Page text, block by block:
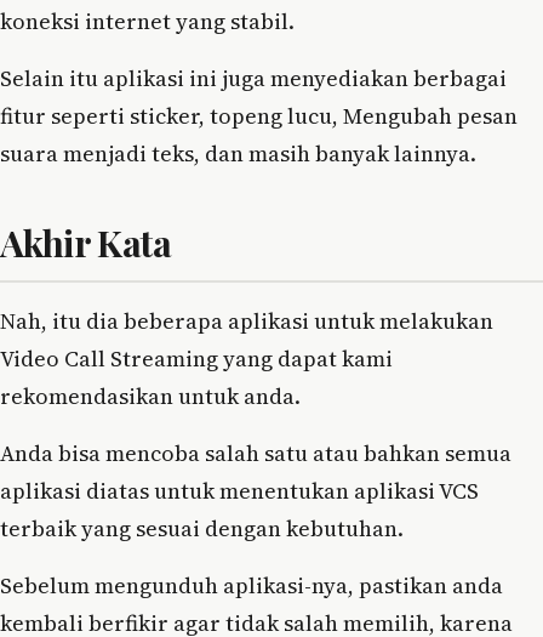
koneksi internet yang stabil.
Selain itu aplikasi ini juga menyediakan berbagai
fitur seperti sticker, topeng lucu, Mengubah pesan
suara menjadi teks, dan masih banyak lainnya.
Akhir Kata
Nah, itu dia beberapa aplikasi untuk melakukan
Video Call Streaming yang dapat kami
rekomendasikan untuk anda.
Anda bisa mencoba salah satu atau bahkan semua
aplikasi diatas untuk menentukan aplikasi VCS
terbaik yang sesuai dengan kebutuhan.
Sebelum mengunduh aplikasi-nya, pastikan anda
kembali berfikir agar tidak salah memilih, karena